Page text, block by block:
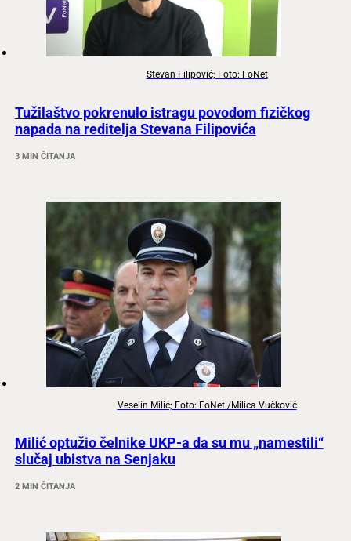
Stevan Filipović; Foto: FoNet
Tužilaštvo pokrenulo istragu povodom fizičkog
napada na reditelja Stevana Filipovića
3 MIN ČITANJA
Veselin Milić; Foto: FoNet /Milica Vučković
Milić optužio čelnike UKP-a da su mu „namestili“
slučaj ubistva na Senjaku
2 MIN ČITANJA